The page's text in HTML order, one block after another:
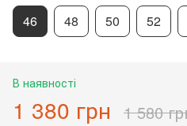
46 48 50 52
В наявності
1 380 грн 1 580